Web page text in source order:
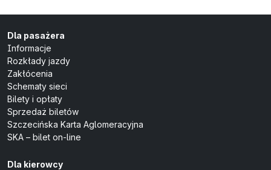
Dla pasażera
Informacje
Rozkłady jazdy
Zakłócenia
Schematy sieci
Bilety i opłaty
Sprzedaż biletów
Szczecińska Karta Aglomeracyjna
SKA – bilet on-line
Dla kierowcy